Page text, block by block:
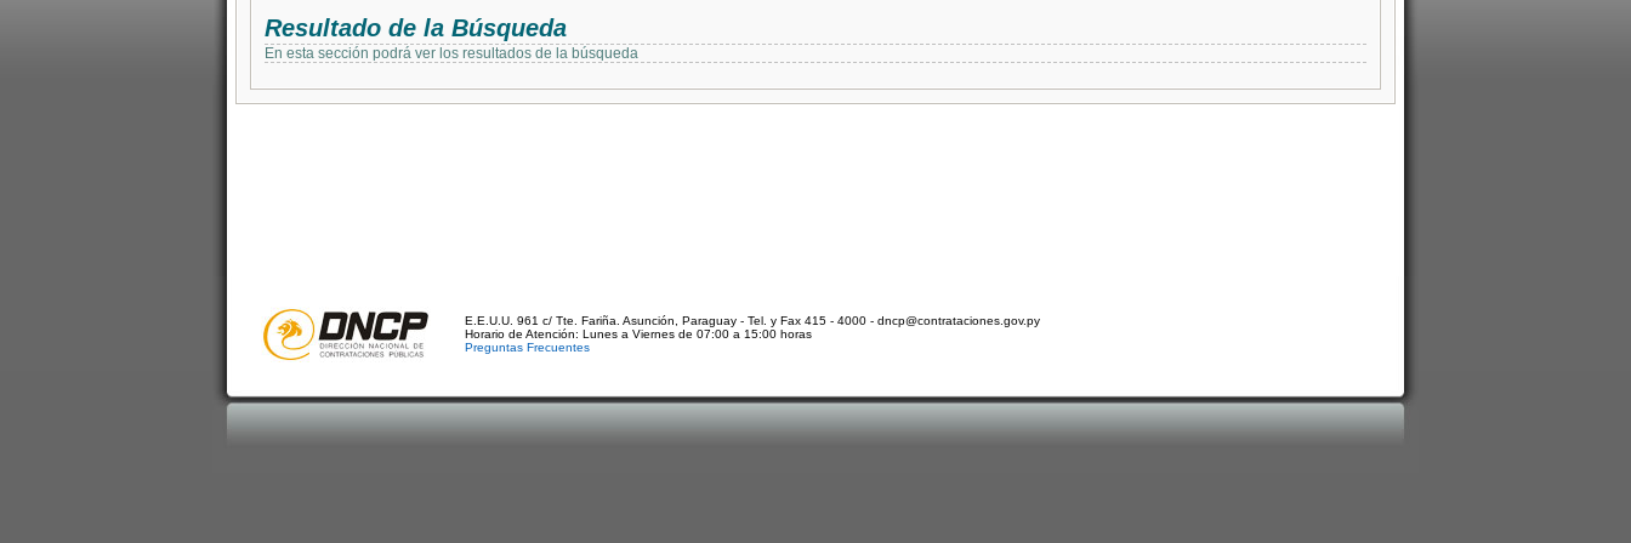
Resultado de la Búsqueda
En esta sección podrá ver los resultados de la búsqueda
E.E.U.U. 961 c/ Tte. Fariña. Asunción, Paraguay - Tel. y Fax 415 - 4000 - dncp@contrataciones.gov.py
Horario de Atención: Lunes a Viernes de 07:00 a 15:00 horas
Preguntas Frecuentes